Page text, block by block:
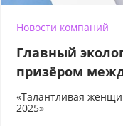
Новости компаний
Главный
призёром
«Талантливая
2025»